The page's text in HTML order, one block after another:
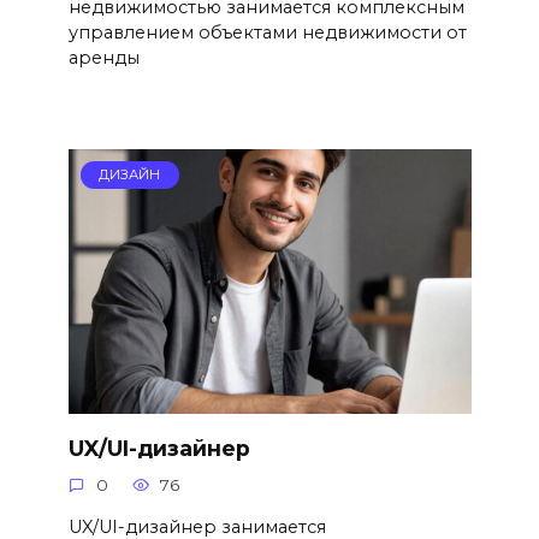
недвижимостью занимается комплексным
управлением объектами недвижимости от
аренды
ДИЗАЙН
UX/UI-дизайнер
0 76
UX/UI-дизайнер занимается